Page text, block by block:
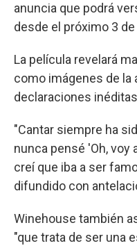
anuncia que podrá
desde el próximo 3
La película revelará
como imágenes de la
declaraciones
"Cantar siempre ha
nunca pensé 'Oh, voy
creí que iba a ser
difundido con
Winehouse también
"que trata de ser una